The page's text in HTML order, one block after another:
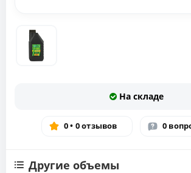
На складе
0 • 0 отзывов 0
Другие объемы